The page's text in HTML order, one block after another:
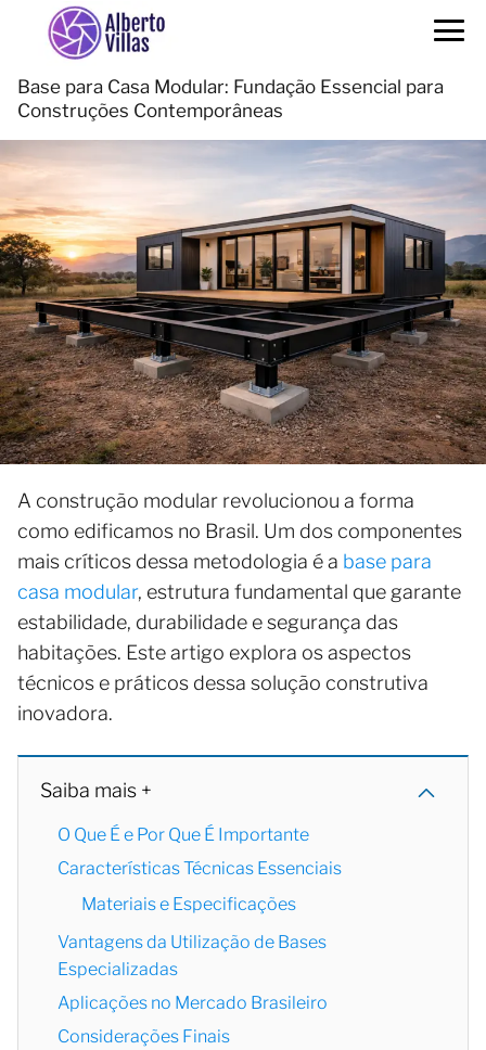
Base para Casa Modular: Fundação Essencial para
Construções Contemporâneas
A construção modular revolucionou a forma
como edificamos no Brasil. Um dos componentes
mais críticos dessa metodologia é a base para
casa modular, estrutura fundamental que garante
estabilidade, durabilidade e segurança das
habitações. Este artigo explora os aspectos
técnicos e práticos dessa solução construtiva
inovadora.
Saiba mais +
O Que É e Por Que É Importante
Características Técnicas Essenciais
Materiais e Especificações
Vantagens da Utilização de Bases
Especializadas
Aplicações no Mercado Brasileiro
Considerações Finais